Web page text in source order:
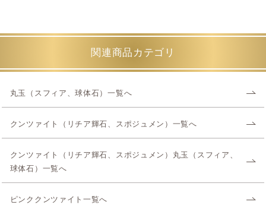
関連商品カテゴリ
丸玉（スフィア、球体石）一覧へ
クンツァイト（リチア輝石、スポジュメン）一覧へ
クンツァイト（リチア輝石、スポジュメン）丸玉（スフィア、
球体石）一覧へ
ピンククンツァイト一覧へ